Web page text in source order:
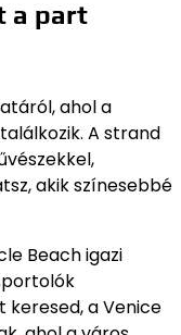
a part
ahol a
A strand
akik színesebbé
Beach igazi
keresed, a Venice